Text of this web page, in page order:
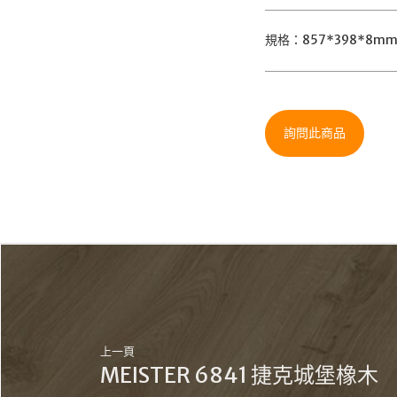
規格：857*398*8mm
詢問此商品
上一頁
MEISTER 6841 捷克城堡橡木